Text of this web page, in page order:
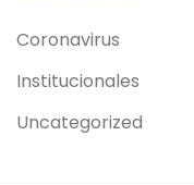
Coronavirus
Institucionales
Uncategorized